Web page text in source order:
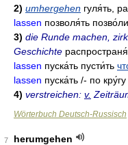
2) umhergehen гуля́ть
lassen позволя́ть
3) die Runde machen,
Geschichte
lassen пуска́ть пусти́ть
lassen пуска́ть /- по
4) verstreichen: v.
Wörterbuch Deutsch-Russisch
7
herumgehen